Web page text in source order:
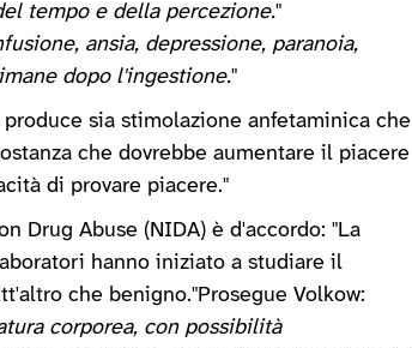
tempo e della percezione."
ansia, depressione, paranoia,
dopo l'ingestione."
sia stimolazione anfetaminica che
che dovrebbe aumentare il piacere
di provare piacere."
Drug Abuse (NIDA) è d'accordo: "La
hanno iniziato a studiare il
che benigno."Prosegue Volkow:
corporea, con possibilità